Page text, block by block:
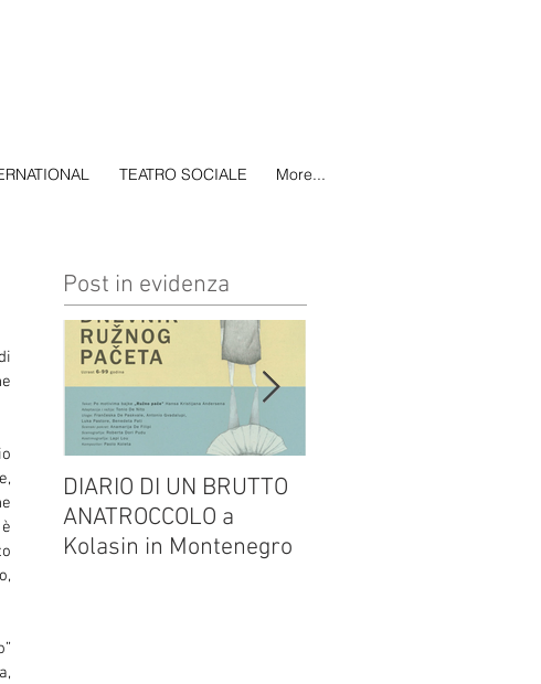
TEATRO SOCIALE More...
Post in evidenza
DIARIO DI UN BRUTTO
ANATROCCOLO a
Kolasin in Montenegro